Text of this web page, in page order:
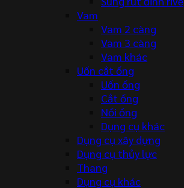
Vam
Vam 2 càng
Vam 3 càng
Vam khác
Uốn cắt ống
Uốn ống
Cắt ống
Nối ống
Dụng cụ khác
Dụng cụ xây dựng
Dụng cụ thủy lực
Thang
Dụng cụ khác